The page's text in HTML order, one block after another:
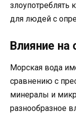
злоупотреблять
для людей с
Влияние на
Морская вода
сравнению с
минералы и
разнообразное